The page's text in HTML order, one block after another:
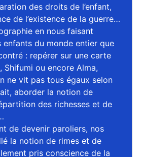
des droits de l’enfant,
de l’existence de la guerre…
en nous faisant
enfants du monde entier que
: repérer sur une carte
Shifumi ou encore Alma,
ne vit pas tous égaux selon
aborder la notion de
des richesses et de
de devenir paroliers, nos
la notion de rimes et de
pris conscience de la